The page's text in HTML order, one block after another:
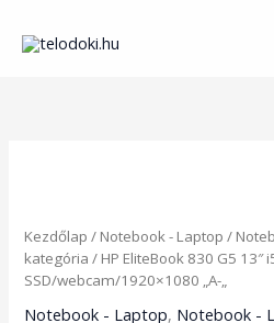
content
Kezdőlap / Notebook - Laptop /
kategória / HP EliteBook 830 G5 13″
SSD/webcam/1920×1080 „A-„
Notebook - Laptop, Notebook -
13"
i5-
8250u/16GB/256GB
NVME